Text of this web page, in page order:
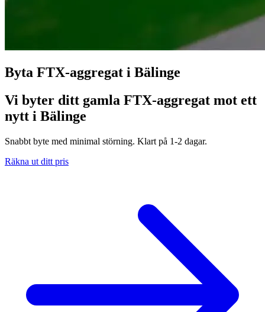
Byta FTX-aggregat i Bälinge
Vi byter ditt gamla FTX-aggregat mot ett
nytt i Bälinge
Snabbt byte med minimal störning. Klart på 1-2 dagar.
Räkna ut ditt pris